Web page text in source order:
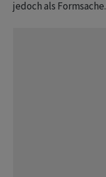
jedoch als Formsache.